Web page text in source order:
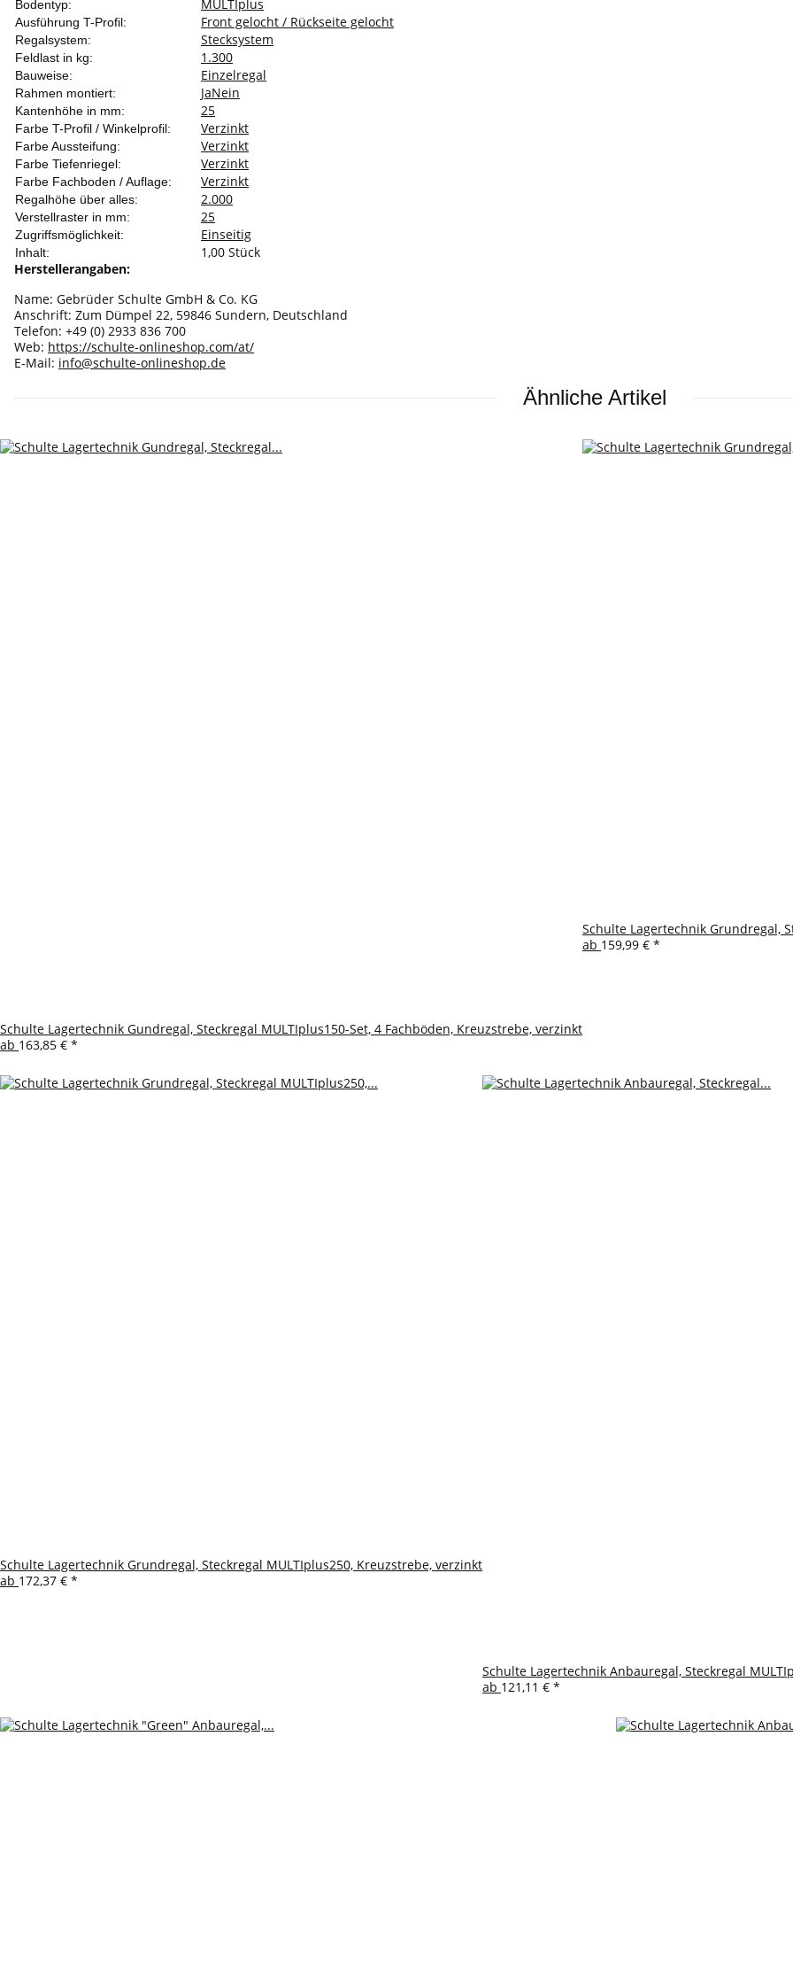
Bodentyp: MULTIplus
Ausführung T-Profil: Front gelocht / Rückseite gelocht
Regalsystem: Stecksystem
Feldlast in kg: 1.300
Bauweise: Einzelregal
Rahmen montiert: JaNein
Kantenhöhe in mm: 25
Farbe T-Profil / Winkelprofil: Verzinkt
Farbe Aussteifung: Verzinkt
Farbe Tiefenriegel: Verzinkt
Farbe Fachboden / Auflage: Verzinkt
Regalhöhe über alles: 2.000
Verstellraster in mm: 25
Zugriffsmöglichkeit: Einseitig
Inhalt:
1,00 Stück
Herstellerangaben:
Name: Gebrüder Schulte GmbH & Co. KG
Anschrift: Zum Dümpel 22, 59846 Sundern, Deutschland
Telefon: +49 (0) 2933 836 700
Web: https://schulte-onlineshop.com/at/
E-Mail: info@schulte-onlineshop.de
Ähnliche Artikel
Schulte Lagertechnik Gundregal, Steckregal MULTIplus150-Set, 4 Fachböden, Kreuzstrebe, verzinkt
ab 163,85 € *
Schulte Lagertechnik Grundregal,
ab 159,99 € *
Schulte Lagertechnik Grundregal, Steckregal MULTIplus250, Kreuzstrebe, verzinkt
ab 172,37 € *
Schulte Lagertechnik Anbauregal, Steckregal
ab 121,11 € *